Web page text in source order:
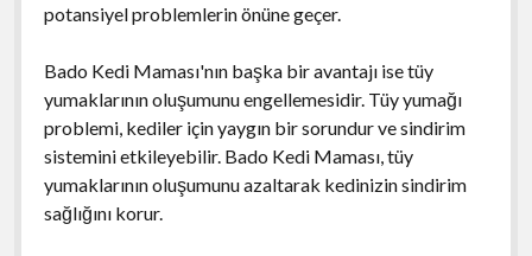
potansiyel problemlerin önüne geçer.
Bado Kedi Maması'nın başka bir avantajı ise tüy
yumaklarının oluşumunu engellemesidir. Tüy yumağı
problemi, kediler için yaygın bir sorundur ve sindirim
sistemini etkileyebilir. Bado Kedi Maması, tüy
yumaklarının oluşumunu azaltarak kedinizin sindirim
sağlığını korur.